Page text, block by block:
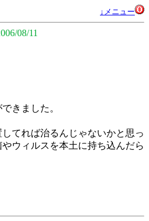
↓メニュー
08/11
きました。
てれば治るんじゃないかと思っ
ウィルスを本土に持ち込んだら